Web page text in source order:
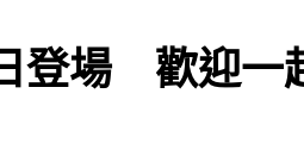
登場 歡迎一